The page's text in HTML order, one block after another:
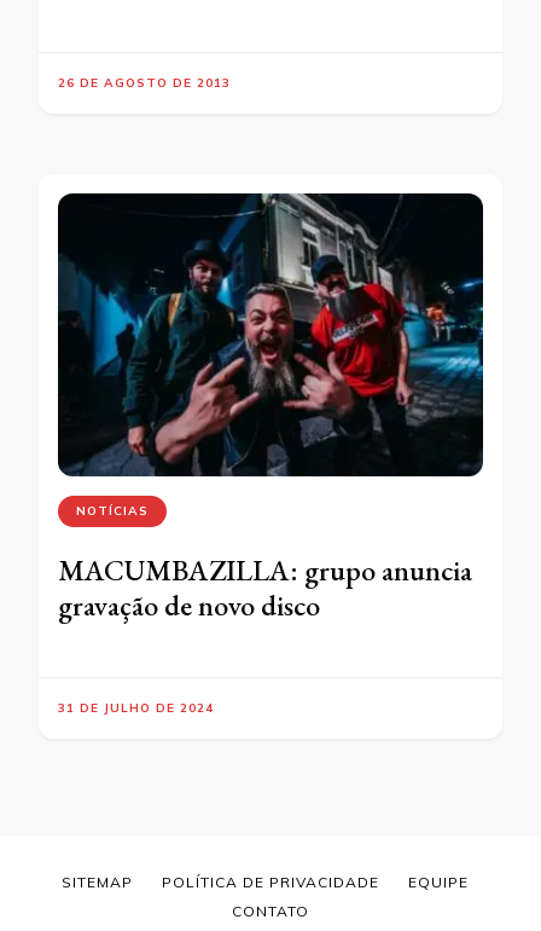
26 DE AGOSTO DE 2013
NOTÍCIAS
MACUMBAZILLA: grupo anuncia
gravação de novo disco
31 DE JULHO DE 2024
SITEMAP POLÍTICA DE PRIVACIDADE
EQUIPE
CONTATO